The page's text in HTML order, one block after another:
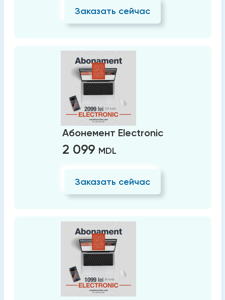
Заказать сейчас
Абонемент Electronic
2 099 MDL
Заказать сейчас